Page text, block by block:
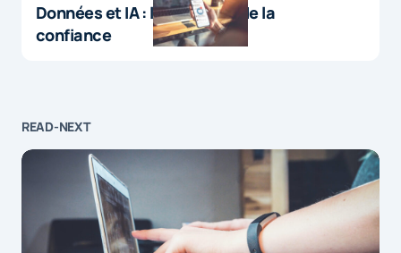
Données et IA : le paradoxe de la
confiance
READ-NEXT